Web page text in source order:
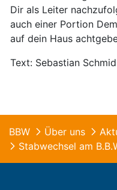
Dir als Leiter
auch einer Portion
auf dein Haus
Text: Sebastian Schmid
BBW Über uns